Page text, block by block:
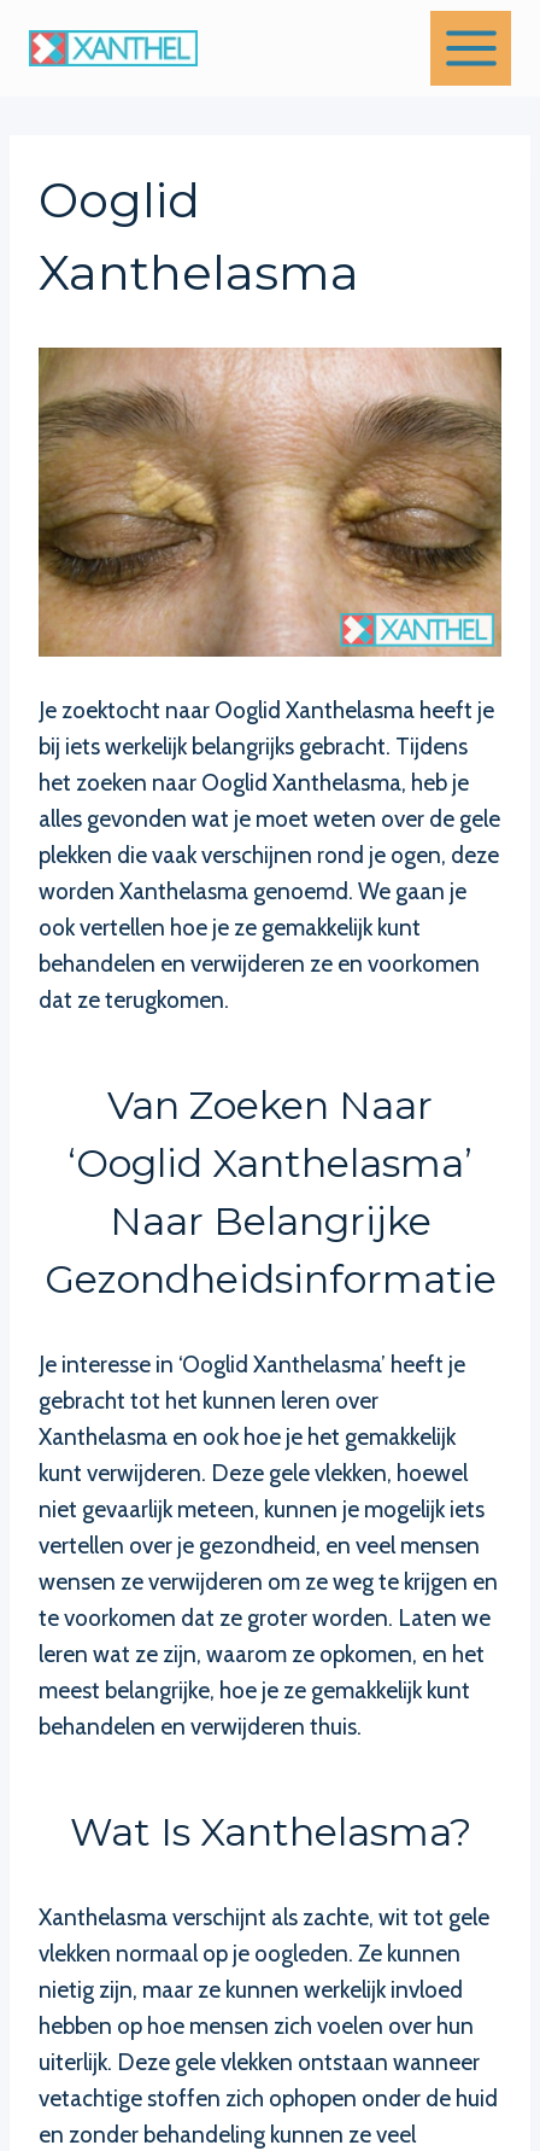
Ooglid
Xanthelasma
Je zoektocht naar Ooglid Xanthelasma heeft je
bij iets werkelijk belangrijks gebracht. Tijdens
het zoeken naar Ooglid Xanthelasma, heb je
alles gevonden wat je moet weten over de gele
plekken die vaak verschijnen rond je ogen, deze
worden Xanthelasma genoemd. We gaan je
ook vertellen hoe je ze gemakkelijk kunt
behandelen en verwijderen ze en voorkomen
dat ze terugkomen.
Van Zoeken Naar
‘Ooglid Xanthelasma’
Naar Belangrijke
Gezondheidsinformatie
Je interesse in ‘Ooglid Xanthelasma’ heeft je
gebracht tot het kunnen leren over
Xanthelasma en ook hoe je het gemakkelijk
kunt verwijderen. Deze gele vlekken, hoewel
niet gevaarlijk meteen, kunnen je mogelijk iets
vertellen over je gezondheid, en veel mensen
wensen ze verwijderen om ze weg te krijgen en
te voorkomen dat ze groter worden. Laten we
leren wat ze zijn, waarom ze opkomen, en het
meest belangrijke, hoe je ze gemakkelijk kunt
behandelen en verwijderen thuis.
Wat Is Xanthelasma?
Xanthelasma verschijnt als zachte, wit tot gele
vlekken normaal op je oogleden. Ze kunnen
nietig zijn, maar ze kunnen werkelijk invloed
hebben op hoe mensen zich voelen over hun
uiterlijk. Deze gele vlekken ontstaan wanneer
vetachtige stoffen zich ophopen onder de huid
en zonder behandeling kunnen ze veel